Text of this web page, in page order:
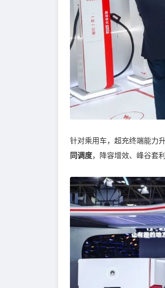
针对乘用车，超充终端能力
同调度，降容增效、峰谷套